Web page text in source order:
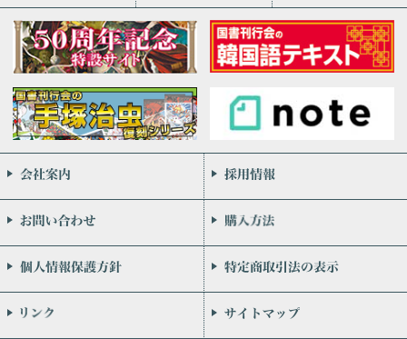
会社案内
お問い合わせ
個人情報保護方針
リンク